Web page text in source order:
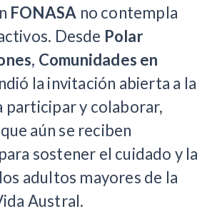
FONASA no contempla
Desde Polar
, Comunidades en
la invitación abierta a la
participar y colaborar,
aún se reciben
sostener el cuidado y la
adultos mayores de la
Austral.